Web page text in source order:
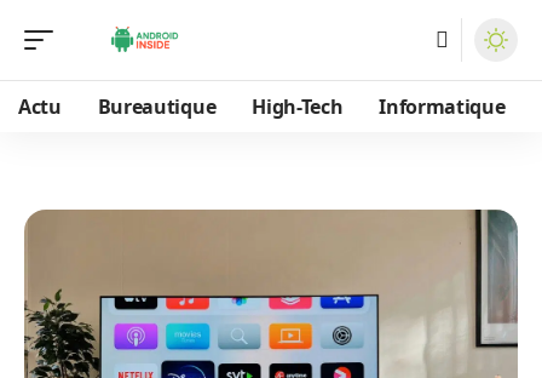
Actu Bureautique High-Tech Informatique